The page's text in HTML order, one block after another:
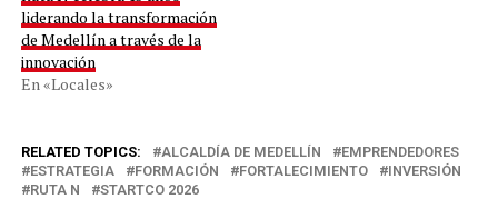
liderando la transformación
de Medellín a través de la
innovación
En «Locales»
RELATED TOPICS: ALCALDÍA DE MEDELLÍN
EMPRENDEDORES
ESTRATEGIA
FORMACIÓN FORTALECIMIENTO
INVERSIÓN
RUTA N
STARTCO 2026